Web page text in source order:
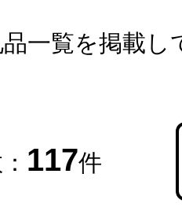
一覧を掲載し
117件